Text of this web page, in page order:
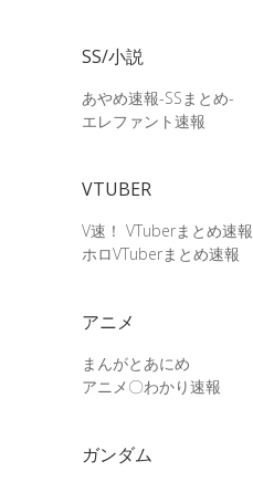
SS/小説
あやめ速報-SSまとめ-
エレファント速報
VTUBER
V速！ VTuberまとめ速報
ホロVTuberまとめ速報
アニメ
まんがとあにめ
アニメ〇わかり速報
ガンダム